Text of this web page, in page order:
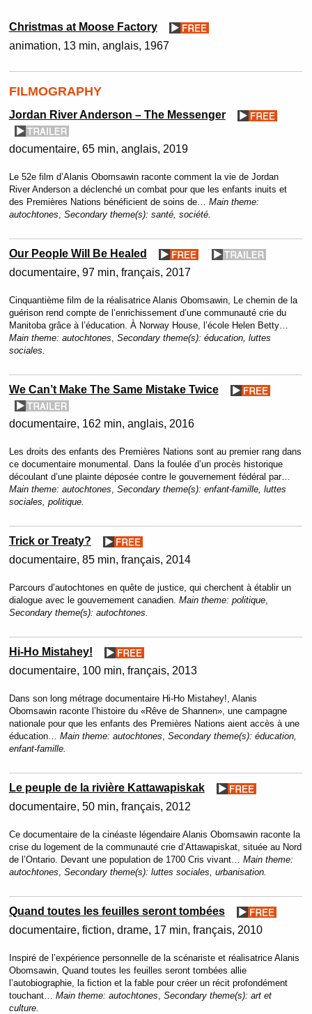
Christmas at Moose Factory
animation 13 min anglais 1967
FILMOGRAPHY
Jordan River Anderson – The Messenger
documentaire 65 min anglais 2019
Le 52e film d’Alanis Obomsawin raconte comment la vie de Jordan
River Anderson a déclenché un combat pour que les enfants inuits et
des Premières Nations bénéficient de soins de… Main theme:
autochtones, Secondary theme(s): santé, société.
Our People Will Be Healed
documentaire 97 min français 2017
Cinquantième film de la réalisatrice Alanis Obomsawin, Le chemin de la
guérison rend compte de l’enrichissement d’une communauté crie du
Manitoba grâce à l’éducation. À Norway House, l’école Helen Betty…
Main theme: autochtones, Secondary theme(s): éducation, luttes
sociales.
We Can’t Make The Same Mistake Twice
documentaire 162 min anglais 2016
Les droits des enfants des Premières Nations sont au premier rang dans
ce documentaire monumental. Dans la foulée d’un procès historique
découlant d’une plainte déposée contre le gouvernement fédéral par…
Main theme: autochtones, Secondary theme(s): enfant-famille, luttes
sociales, politique.
Trick or Treaty?
documentaire 85 min français 2014
Parcours d’autochtones en quête de justice, qui cherchent à établir un
dialogue avec le gouvernement canadien. Main theme: politique,
Secondary theme(s): autochtones.
Hi-Ho Mistahey!
documentaire 100 min français 2013
Dans son long métrage documentaire Hi-Ho Mistahey!, Alanis
Obomsawin raconte l’histoire du «Rêve de Shannen», une campagne
nationale pour que les enfants des Premières Nations aient accès à une
éducation… Main theme: autochtones, Secondary theme(s): éducation,
enfant-famille.
Le peuple de la rivière Kattawapiskak
documentaire 50 min français 2012
Ce documentaire de la cinéaste légendaire Alanis Obomsawin raconte la
crise du logement de la communauté crie d’Attawapiskat, située au Nord
de l’Ontario. Devant une population de 1700 Cris vivant… Main theme:
autochtones, Secondary theme(s): luttes sociales, urbanisation.
Quand toutes les feuilles seront tombées
documentaire, fiction drame 17 min français 2010
Inspiré de l’expérience personnelle de la scénariste et réalisatrice Alanis
Obomsawin, Quand toutes les feuilles seront tombées allie
l’autobiographie, la fiction et la fable pour créer un récit profondément
touchant… Main theme: autochtones, Secondary theme(s): art et
culture.